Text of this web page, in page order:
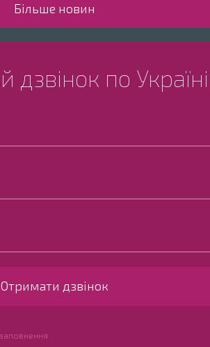
Більше новин
дзвінок по Україні